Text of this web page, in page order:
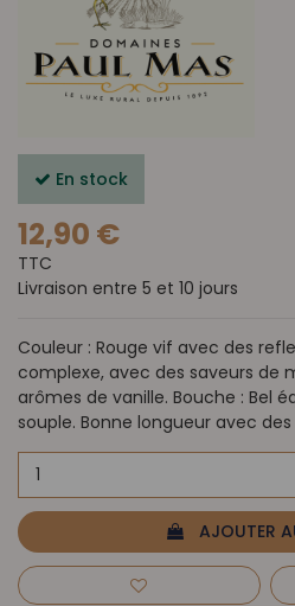
En stock
12,90 €
TTC
Livraison entre 5 et 10 jours
Couleur : Rouge vif avec des
complexe, avec des saveurs de
arômes de vanille. Bouche : Bel
souple. Bonne longueur avec
AJOUTER